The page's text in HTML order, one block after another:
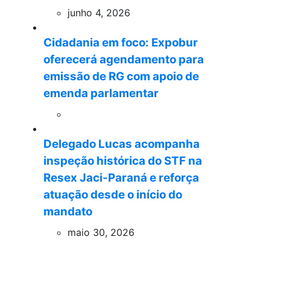
junho 4, 2026
Cidadania em foco: Expobur
oferecerá agendamento para
emissão de RG com apoio de
emenda parlamentar
Delegado Lucas acompanha
inspeção histórica do STF na
Resex Jaci-Paraná e reforça
atuação desde o início do
mandato
maio 30, 2026